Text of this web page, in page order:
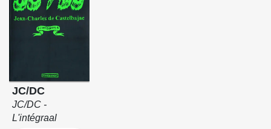
JC/DC
JC/DC -
L'intégraal